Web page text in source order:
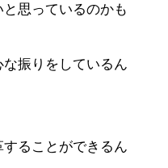
思っているのかも
振りをしているん
ることができるん